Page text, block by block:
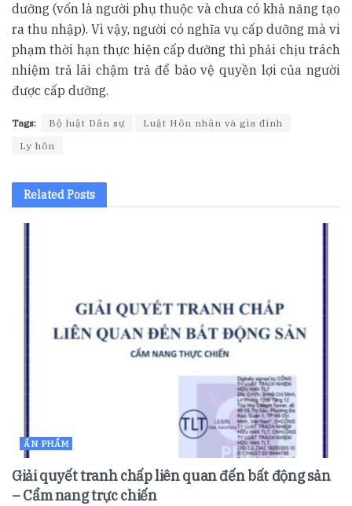
dưỡng (vốn là người phụ thuộc và chưa có khả năng tạo
ra thu nhập). Vì vậy, người có nghĩa vụ cấp dưỡng mà vi
phạm thời hạn thực hiện cấp dưỡng thì phải chịu trách
nhiệm trả lãi chậm trả để bảo vệ quyền lợi của người
được cấp dưỡng.
Tags: Bộ luật Dân sự
Luật Hôn nhân và gia đình
Ly hôn
RelatedPosts
ẤN PHẨM
Giải quyết tranh chấp liên quan đến bất động sản
– Cẩm nang trực chiến